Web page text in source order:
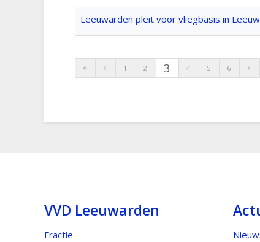
Leeuwarden pleit voor vliegbasis in
1 2 3 4 5 6
VVD Leeuwarden
Fractie